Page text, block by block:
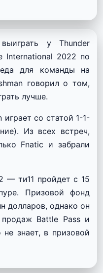
у Thunder
International 2022 по
для команды на
говорил о том,
лучше.
со статой 1-1-
Из всех встреч,
Fnatic и забрали
— ти11 пройдет с 15
Призовой фонд
долларов, однако он
Battle Pass и
знает, в призовой